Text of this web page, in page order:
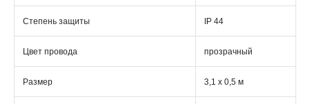
Степень защиты IP 44
Цвет провода прозрачный
Размер 3,1 x 0,5 м